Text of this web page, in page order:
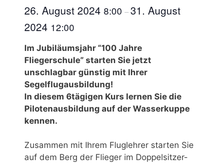
26. August 2024 8:00 –31. August
2024 12:00
Im Jubiläumsjahr “100 Jahre
Fliegerschule” starten Sie jetzt
unschlagbar günstig mit Ihrer
Segelflugausbildung!
In diesem 6tägigen Kurs lernen Sie die
Pilotenausbildung auf der Wasserkuppe
kennen.
Zusammen mit Ihrem Fluglehrer starten Sie
auf dem Berg der Flieger im Doppelsitzer-